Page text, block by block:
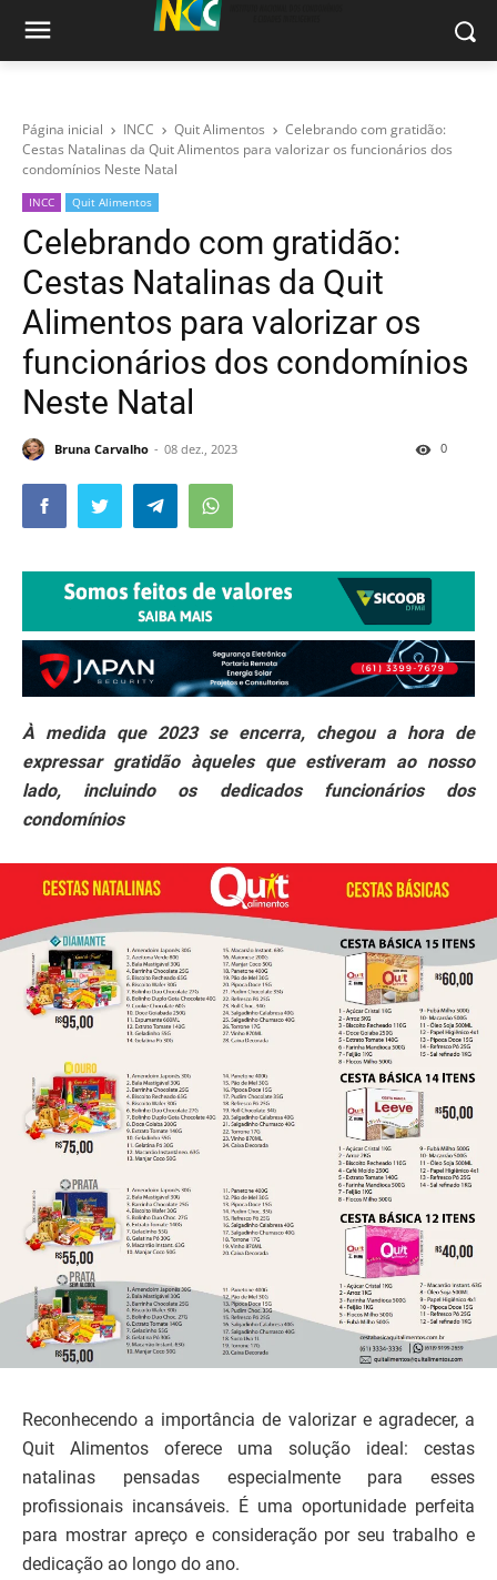
Página inicial INCC Quit Alimentos
Celebrando com gratidão:
Cestas Natalinas da Quit Alimentos para valorizar os funcionários dos
condomínios Neste Natal
INCC Quit Alimentos
Celebrando com gratidão:
Cestas Natalinas da Quit
Alimentos para valorizar os
funcionários dos condomínios
Neste Natal
Bruna Carvalho 08 dez., 2023 0
À medida que 2023 se encerra, chegou a hora de
expressar gratidão àqueles que estiveram ao nosso
lado, incluindo os dedicados funcionários dos
condomínios
Reconhecendo a importância de valorizar e agradecer, a
Quit Alimentos oferece uma solução ideal: cestas
natalinas pensadas especialmente para esses
profissionais incansáveis. É uma oportunidade perfeita
para mostrar apreço e consideração por seu trabalho e
dedicação ao longo do ano.